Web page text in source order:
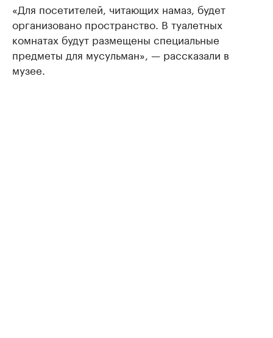
«Для посетителей, читающих намаз, будет
организовано пространство. В туалетных
комнатах будут размещены специальные
предметы для мусульман», — рассказали в
музее.